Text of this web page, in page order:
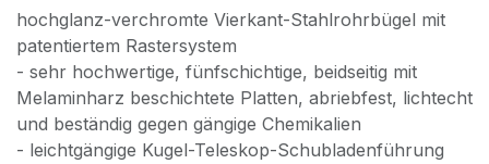
hochglanz-verchromte Vierkant-Stahlrohrbügel mit
patentiertem Rastersystem
- sehr hochwertige, fünfschichtige, beidseitig mit
Melaminharz beschichtete Platten, abriebfest, lichtecht
und beständig gegen gängige Chemikalien
- leichtgängige Kugel-Teleskop-Schubladenführung